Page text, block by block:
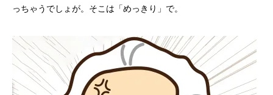
っちゃうでしょが。そこは「めっきり」で。